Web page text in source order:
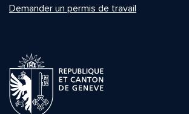
Demander un permis de travail